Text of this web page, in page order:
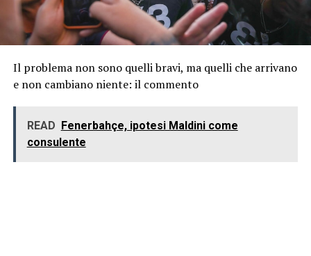
Il problema non sono quelli bravi, ma quelli che arrivano
e non cambiano niente: il commento
READ Fenerbahçe, ipotesi Maldini come
consulente